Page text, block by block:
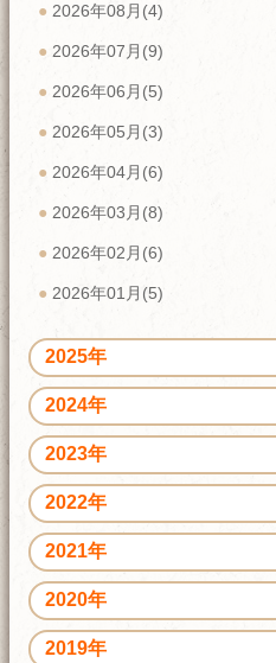
2026年08月(4)
2026年07月(9)
2026年06月(5)
2026年05月(3)
2026年04月(6)
2026年03月(8)
2026年02月(6)
2026年01月(5)
2025年
2024年
2023年
2022年
2021年
2020年
2019年